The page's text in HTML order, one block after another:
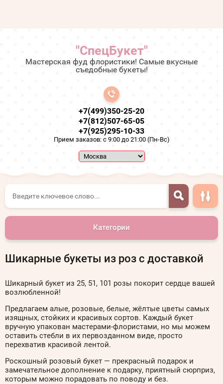
"СпецБукет"
Мастерская фуд флористики! Самые вкусные
съедобные букеты!
+7(499)350-25-20
+7(812)507-65-05
+7(925)295-10-33
Прием заказов: с 9:00 до 21:00 (Пн-Вс)
Категории
Шикарные букеты из роз с доставкой
Шикарный букет из 25, 51, 101 розы покорит сердце вашей
возлюбленной!
Предлагаем алые, розовые, белые, жёлтые цветы самых
изящных, стойких и красивых сортов. Каждый букет
вручную упакован мастерами-флористами, но мы можем
оставить стебли в их первозданном виде, просто
перехватив красивой лентой.
Роскошный розовый букет — прекрасный подарок и
замечательное дополнение к подарку, приятный сюрприз,
которым можно порадовать по поводу и без.